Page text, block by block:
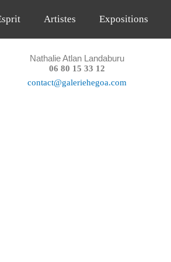
Artistes Expositions
Nathalie Atlan Landaburu
06 80 15 33 12
contact@galeriehegoa.com